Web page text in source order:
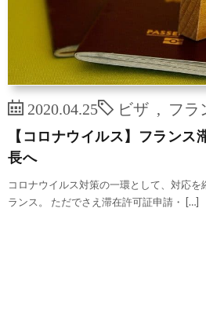
2020.04.25 ビザ フラ
【コロナウイルス】フランス
長へ
コロナウイルス対策の一環として、対応
ランス。 ただでさえ滞在許可証申請・ […]